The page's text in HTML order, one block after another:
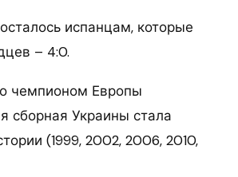
испанцам, которые
– 4:0.
чемпионом Европы
сборная Украины стала
(1999, 2002, 2006, 2010,